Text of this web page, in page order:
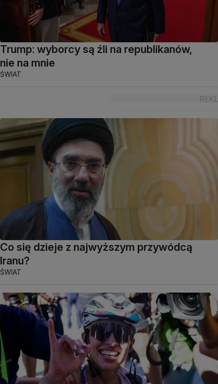
Trump: wyborcy są źli na republikanów,
nie na mnie
ŚWIAT
Co się dzieje z najwyższym przywódcą
Iranu?
ŚWIAT